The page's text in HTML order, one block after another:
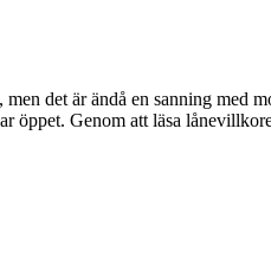
det är ändå en sanning med
öppet. Genom att läsa